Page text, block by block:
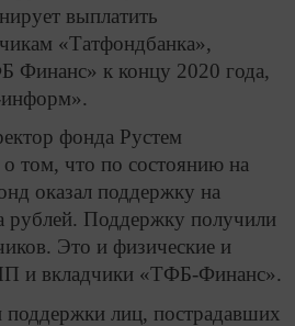
выплатить
«Татфондбанка»,
Финанс» к концу 2020 года,
фонда Рустем
том, что по состоянию на
оказал поддержку на
рублей. Поддержку получили
Это и физические и
и вкладчики «ТФБ-Финанс».
поддержки лиц, пострадавших